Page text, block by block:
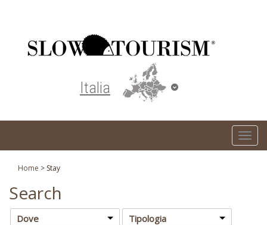
Turismo responsabile ed ecosostenibile
Italia
T
o
Home > Stay
Search
Dove
Tipologia